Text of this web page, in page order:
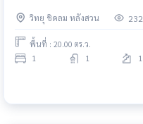
วิทยุ ชิดลม หลังสวน
232
พื้นที่ : 20.00 ตร.ว.
1 1 1